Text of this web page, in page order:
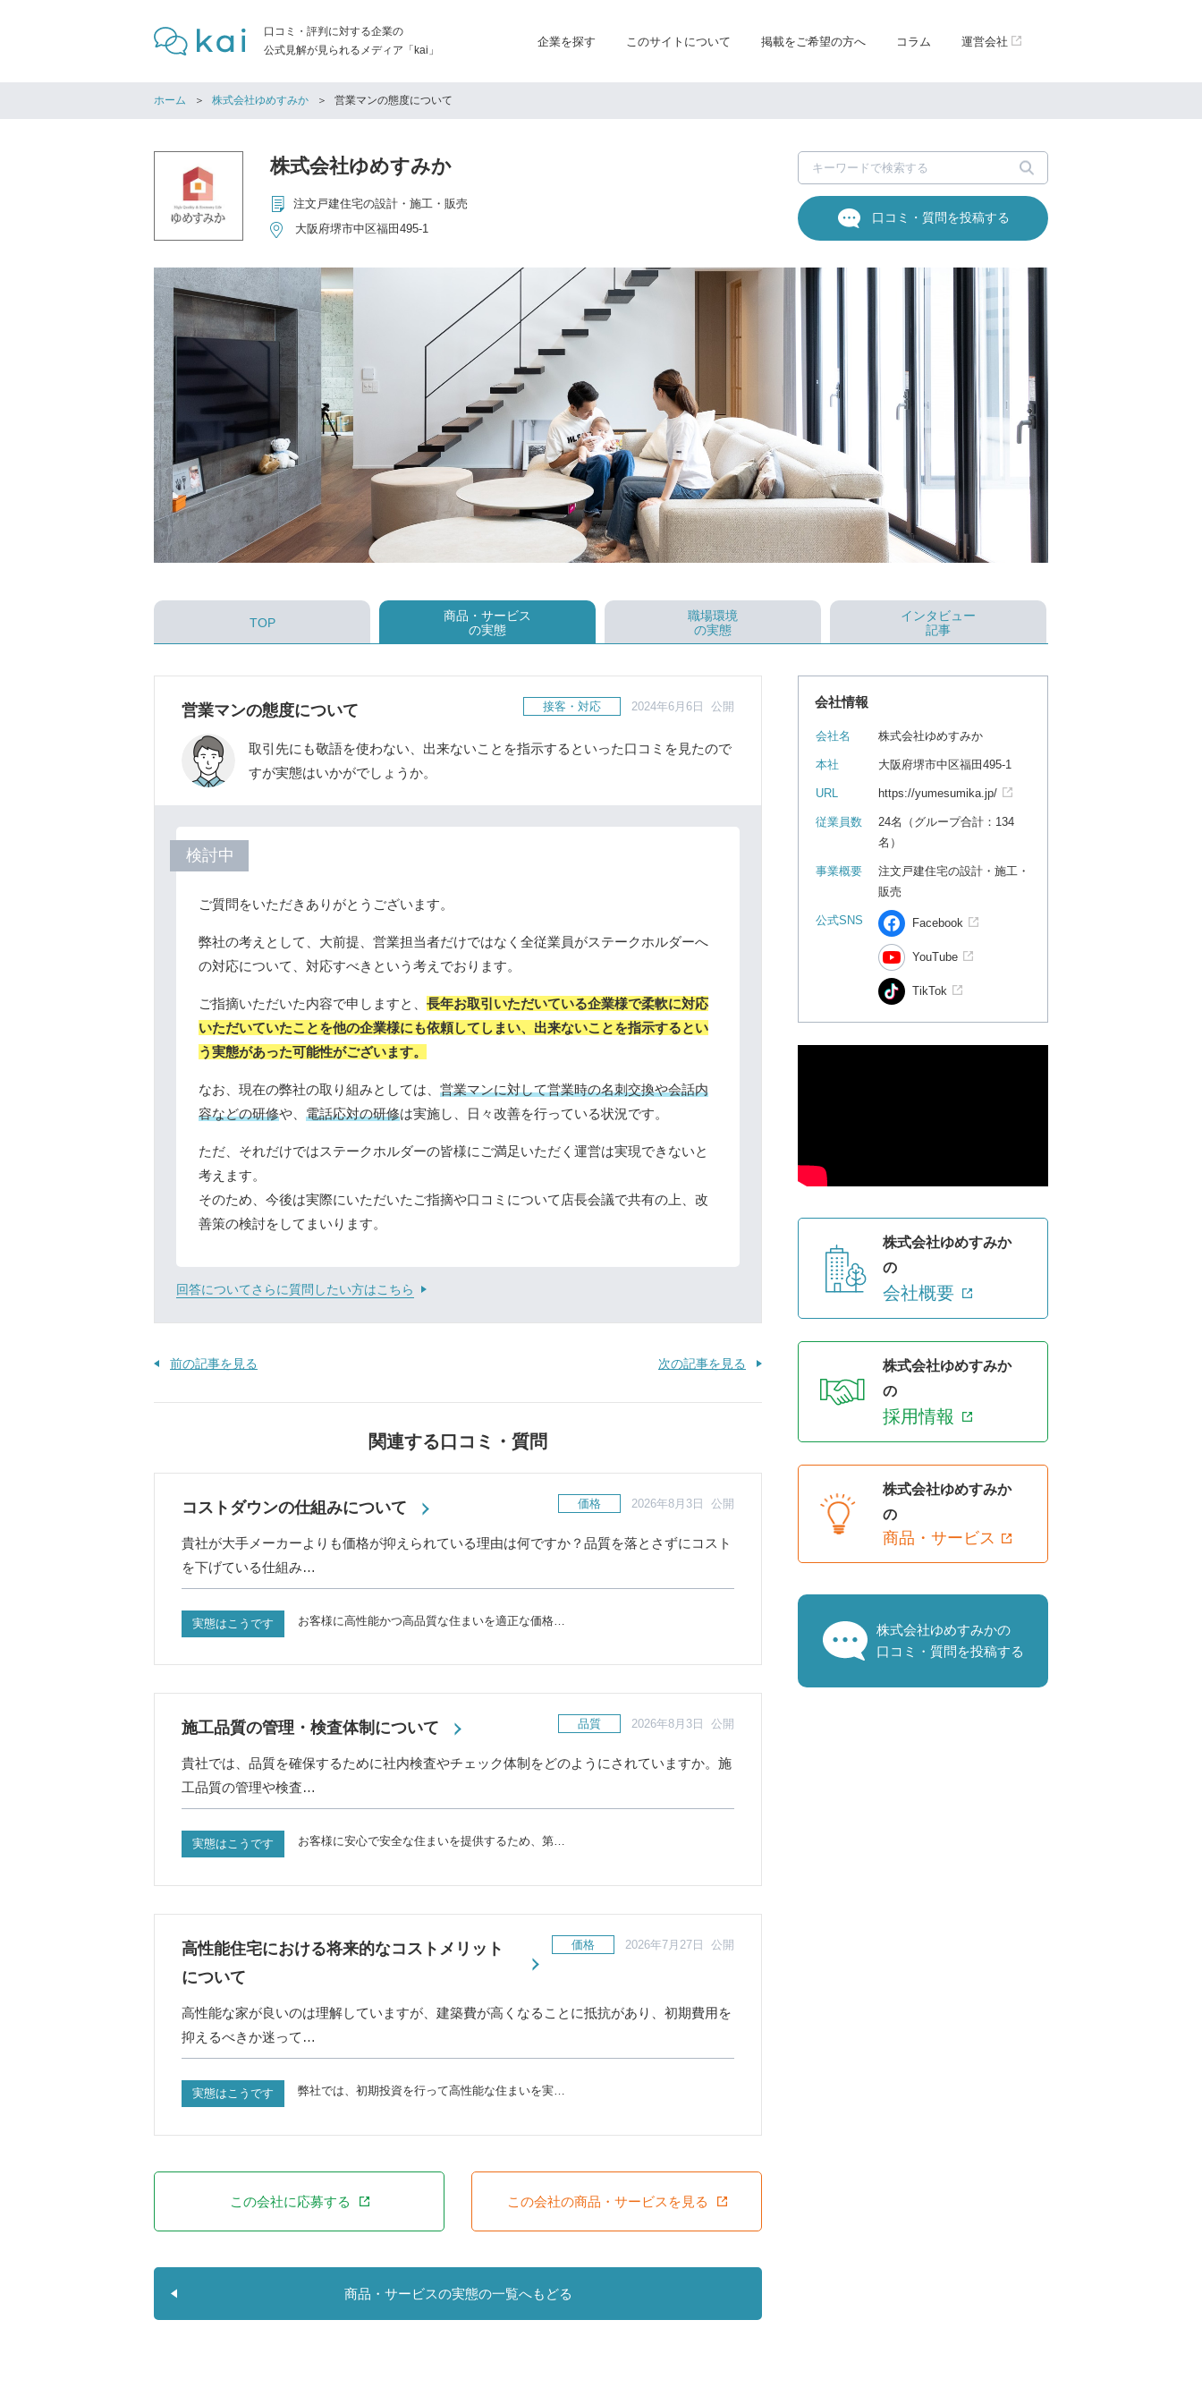
口コミ・評判に対する企業の
公式見解が見られるメディア「kai」
企業を探す このサイトについて 掲載をご希望の方へ コラム 運営会社
ホーム 株式会社ゆめすみか 営業マンの態度について
株式会社ゆめすみか
注文戸建住宅の設計・施工・販売
大阪府堺市中区福田495-1
口コミ・質問を投稿する
TOP
商品・サービス
の実態
職場環境
の実態
インタビュー
記事
営業マンの態度について 接客・対応 2024年6月6日 公開
取引先にも敬語を使わない、出来ないことを指示するといった口コミを見たので
すが実態はいかがでしょうか。
検討中
ご質問をいただきありがとうございます。
弊社の考えとして、大前提、営業担当者だけではなく全従業員がステークホルダーへ
の対応について、対応すべきという考えでおります。
ご指摘いただいた内容で申しますと、 長年お取引いただいている企業様で柔軟に対応
いただいていたことを他の企業様にも依頼してしまい、出来ないことを指示するとい
う実態があった可能性がございます。
なお、現在の弊社の取り組みとしては、 営業マンに対して営業時の名刺交換や会話内
容などの研修や、 電話応対の研修は実施し、日々改善を行っている状況です。
ただ、それだけではステークホルダーの皆様にご満足いただく運営は実現できないと
考えます。
そのため、今後は実際にいただいたご指摘や口コミについて店長会議で共有の上、改
善策の検討をしてまいります。
回答についてさらに質問したい方はこちら
前の記事を見る 次の記事を見る
関連する口コミ・質問
コストダウンの仕組みについて 価格 2026年8月3日 公開
貴社が大手メーカーよりも価格が抑えられている理由は何ですか？品質を落とさずにコスト
を下げている仕組み…
実態はこうです お客様に高性能かつ高品質な住まいを適正な価格…
施工品質の管理・検査体制について 品質 2026年8月3日 公開
貴社では、品質を確保するために社内検査やチェック体制をどのようにされていますか。施
工品質の管理や検査…
実態はこうです お客様に安心で安全な住まいを提供するため、第…
高性能住宅における将来的なコストメリット
について
価格 2026年7月27日 公開
高性能な家が良いのは理解していますが、建築費が高くなることに抵抗があり、初期費用を
抑えるべきか迷って…
実態はこうです 弊社では、初期投資を行って高性能な住まいを実…
この会社に応募する この会社の商品・サービスを見る
商品・サービスの実態の一覧へもどる
会社情報
会社名 株式会社ゆめすみか
本社 大阪府堺市中区福田495-1
URL https://yumesumika.jp/
従業員数
24名（グループ合計：134
名）
事業概要
注文戸建住宅の設計・施工・
販売
公式SNS Facebook
YouTube
TikTok
株式会社ゆめすみか
の
会社概要
株式会社ゆめすみか
の
採用情報
株式会社ゆめすみか
の
商品・サービス
株式会社ゆめすみかの
口コミ・質問を投稿する